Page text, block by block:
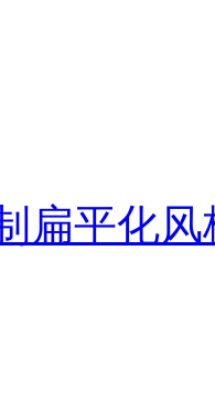
扁平化风